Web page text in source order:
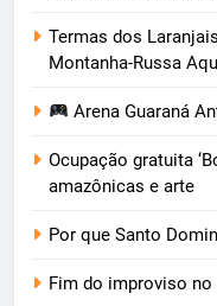
Termas dos
Montanha-Russa
Arena Guaraná
Ocupação gratuita
amazônicas e arte
Por que Santo
Fim do improviso